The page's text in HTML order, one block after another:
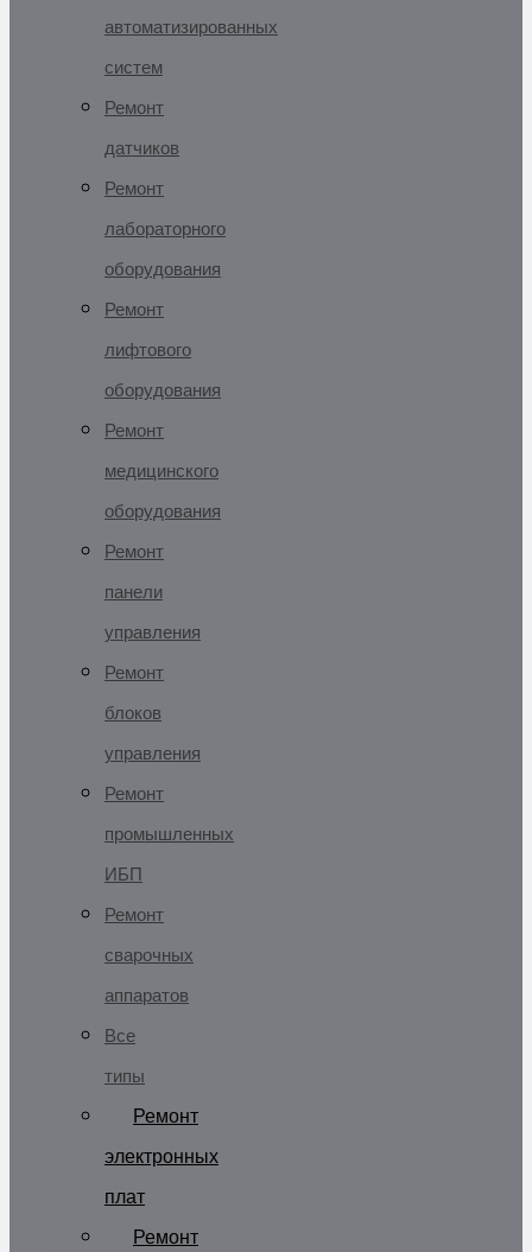
автоматизированных
систем
Ремонт
датчиков
Ремонт
лабораторного
оборудования
Ремонт
лифтового
оборудования
Ремонт
медицинского
оборудования
Ремонт
панели
управления
Ремонт
блоков
управления
Ремонт
промышленных
ИБП
Ремонт
сварочных
аппаратов
Все
типы
Ремонт
электронных
плат
Ремонт